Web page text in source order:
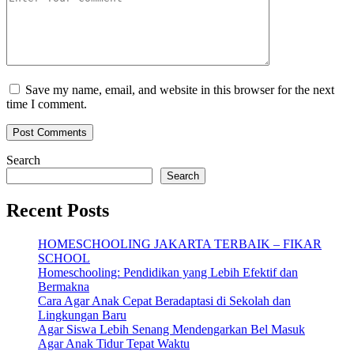
Save my name, email, and website in this browser for the next
time I comment.
Search
Search
Recent Posts
HOMESCHOOLING JAKARTA TERBAIK – FIKAR
SCHOOL
Homeschooling: Pendidikan yang Lebih Efektif dan
Bermakna
Cara Agar Anak Cepat Beradaptasi di Sekolah dan
Lingkungan Baru
Agar Siswa Lebih Senang Mendengarkan Bel Masuk
Agar Anak Tidur Tepat Waktu